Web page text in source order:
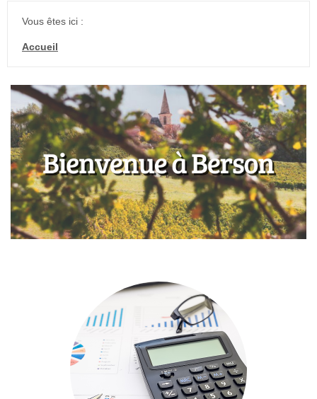
Vous êtes ici :
Accueil